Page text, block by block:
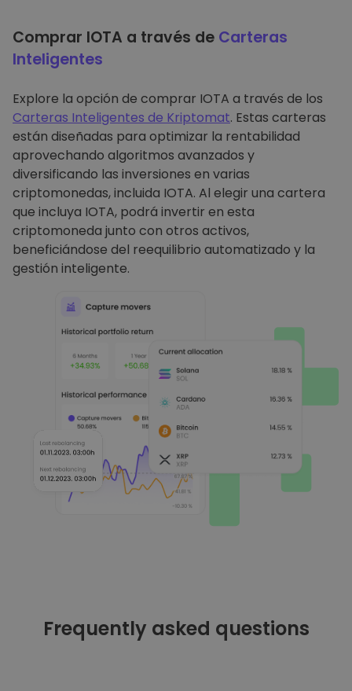
Comprar IOTA a través de Carteras
Inteligentes
Explore la opción de comprar IOTA a través de los
Carteras Inteligentes de Kriptomat. Estas carteras
están diseñadas para optimizar la rentabilidad
aprovechando algoritmos avanzados y
diversificando las inversiones en varias
criptomonedas, incluida IOTA. Al elegir una cartera
que incluya IOTA, podrá invertir en esta
criptomoneda junto con otros activos,
beneficiándose del reequilibrio automatizado y la
gestión inteligente.
Frequently asked questions